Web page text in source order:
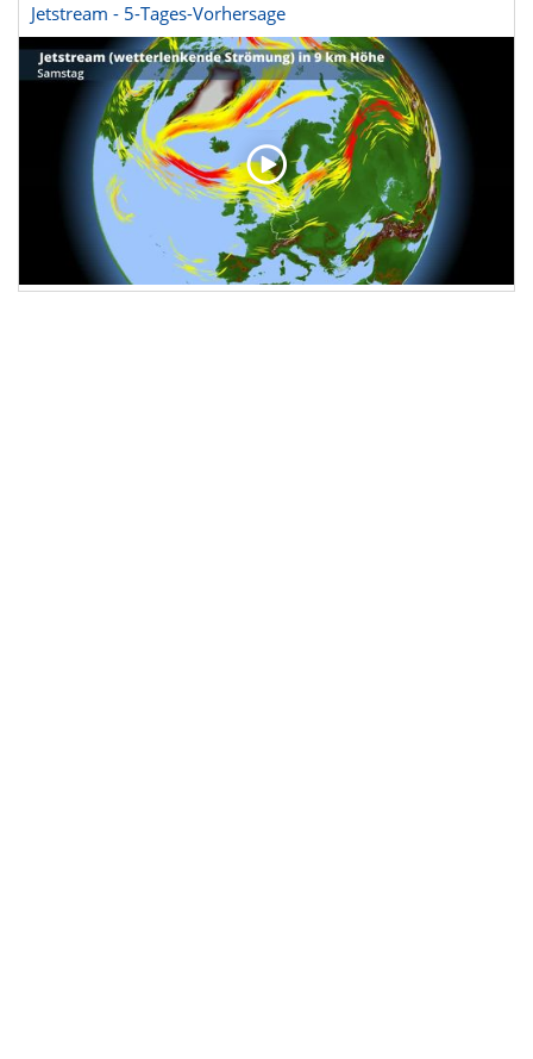
Jetstream - 5-Tages-Vorhersage